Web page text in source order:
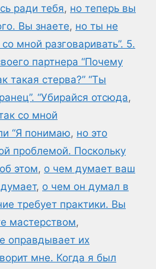
ради тебя, но теперь вы
Вы знаете, но ты не
мной разговаривать”. 5.
партнера “Почему
такая стерва?” “Ты
“Убирайся отсюда,
со мной
“Я понимаю, но это
проблемой. Поскольку
этом, о чем думает ваш
, о чем он думал в
требует практики. Вы
мастерством,
оправдывает их
мне. Когда я был